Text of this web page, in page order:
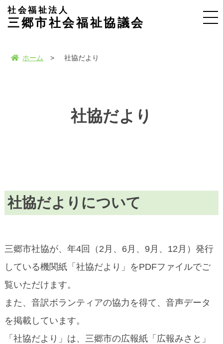
社会福祉法人
三郷市社会福祉協議会
ホーム 社協だより
社協だより
社協だよりについて
三郷市社協が、年4回（2月、6月、9月、12月）発行
している機関紙「社協だより」をPDFファイルでご
覧いただけます。
また、音訳ボランティアの協力を得て、音声データ
を掲載しています。
「社協だより」は、三郷市の広報紙「広報みさと」